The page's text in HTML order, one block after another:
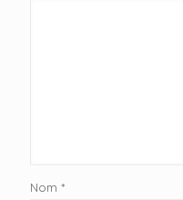
Nom *